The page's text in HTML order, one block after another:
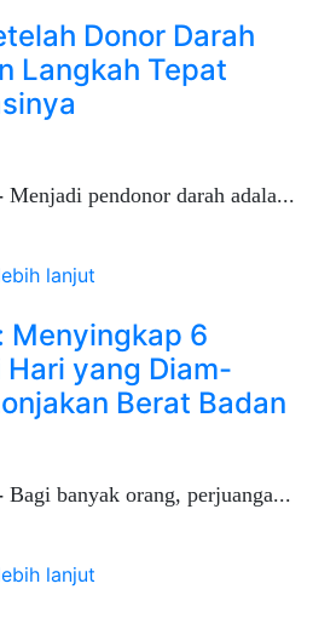
Donor Darah
Langkah Tepat
Menjadi pendonor darah adala...
lanjut
Menyingkap 6
Hari yang Diam-
Berat Badan
Bagi banyak orang, perjuanga...
lanjut